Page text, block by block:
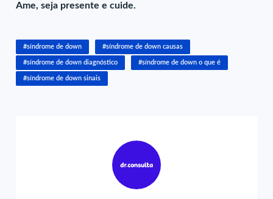
Ame, seja presente e cuide.
#síndrome de down #síndrome de down causas
#síndrome de down diagnóstico #síndrome de down o que é
#síndrome de down sinais